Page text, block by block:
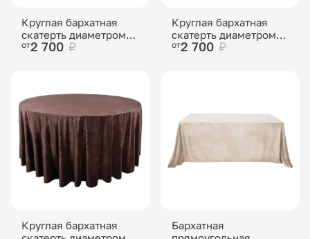
Круглая бархатная
скатерть диаметром
3,2м Капучино
от2 700 ₽
Круглая бархатная
скатерть диаметром
3,2м Бежевая
от2 700 ₽
Круглая бархатная
Бархатная